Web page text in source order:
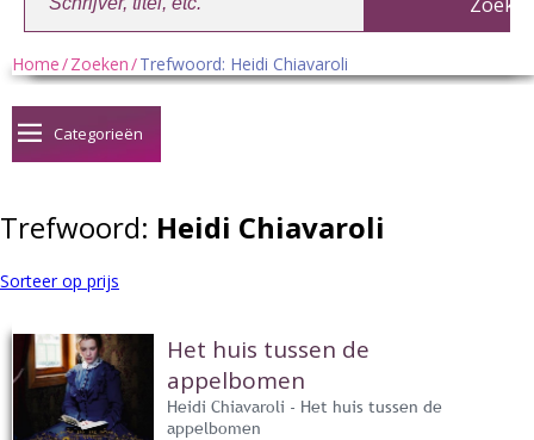
Winkelwagen:0
Home/Zoeken/Trefwoord: Heidi Chiavaroli
Categorieën
Trefwoord: Heidi Chiavaroli
Sorteer op prijs
Het huis tussen de
appelbomen
Heidi Chiavaroli - Het huis tussen de
appelbomen